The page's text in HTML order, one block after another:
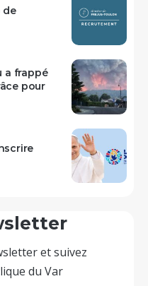
de
a frappé
pour
et suivez
du Var